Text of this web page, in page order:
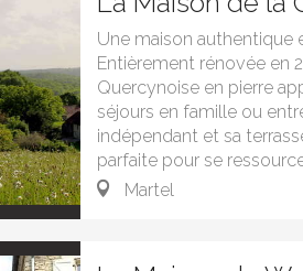
Une maison authentique
Entièrement rénovée en
Quercynoise en pierre
séjours en famille ou
indépendant et sa
parfaite pour se
Martel